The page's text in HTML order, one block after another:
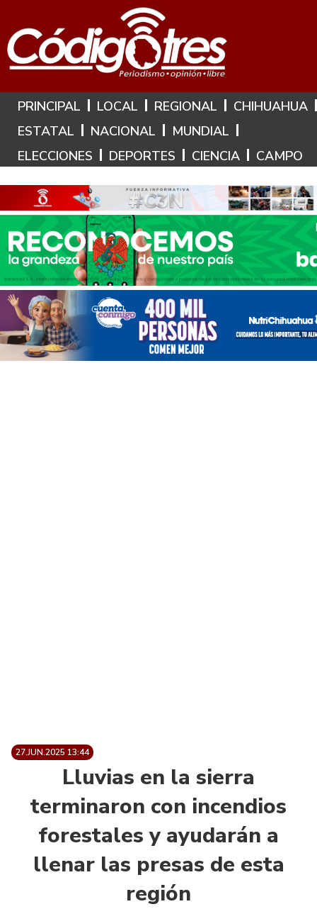
Hoy es: 10 de Agosto de 2026
PRINCIPAL LOCAL REGIONAL
CHIHUAHUA
ESTATAL
NACIONAL
MUNDIAL
ELECCIONES
DEPORTES CIENCIA CAMPO
27.JUN.2025 13:44
Lluvias en la sierra
terminaron con incendios
forestales y ayudarán a
llenar las presas de esta
región